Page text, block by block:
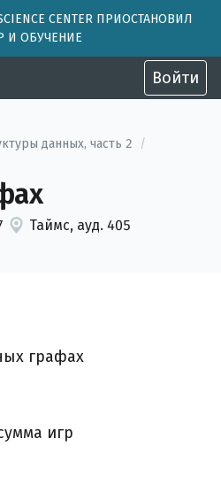
CENTER ПРИОСТАНОВИЛ
И ОБУЧЕНИЕ
Войти
данных, часть 2
/
Таймс, ауд. 405
графах
игр